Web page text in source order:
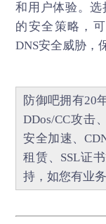
和用户体验。选
的安全策略，
DNS安全威胁，
防御吧拥有20
DDos/CC攻击、
安全加速、
租赁、 SSL证书
持，如您有业